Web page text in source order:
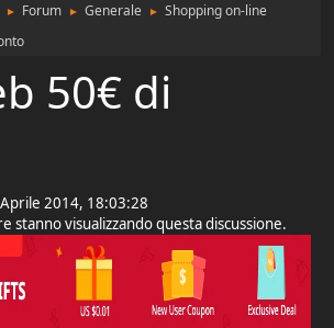
► Forum ► Generale ► Shopping on-line
50€ di
2014, 18:03:28
stanno visualizzando questa discussione.